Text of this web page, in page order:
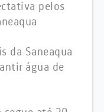
pelos
da Saneaqua
água de